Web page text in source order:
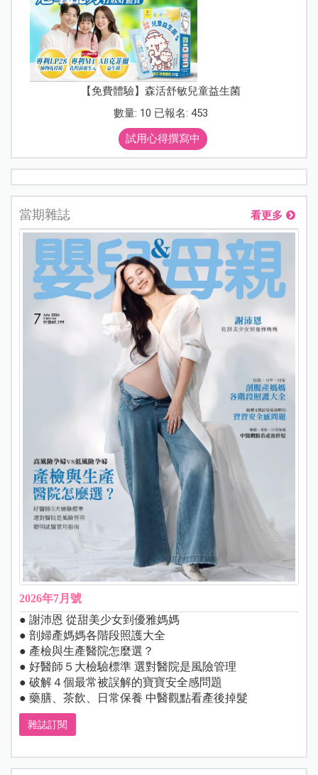
【免費體驗】森活舒敏兒童益生菌
數量: 10 已報名: 453
試用心得撰寫中
當期雜誌 看更多
2026年7月號
● 謝沛恩 從甜美少女到優雅媽媽
● 剖婦產媽媽各階段照護大全
● 產檢與生產醫院怎麼選？
● 好醫師５大檢驗標準 選對醫院是風險管理
● 破解４個最常被誤解的寶寶安全感問題
● 藥膳、茶飲、日常保養 中醫觀點看產後掉髮
雜誌訂閱